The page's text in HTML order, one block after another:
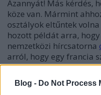
Blog - Do Not Process
Azannyát! Más kérdés,
köze van. Mármint
osztályok eltűntek
hozott példát arra,
nemzetközi hírcsatorna
arról, hogy egy francia
készített, az
igazságtalanságot
társasjátékból három